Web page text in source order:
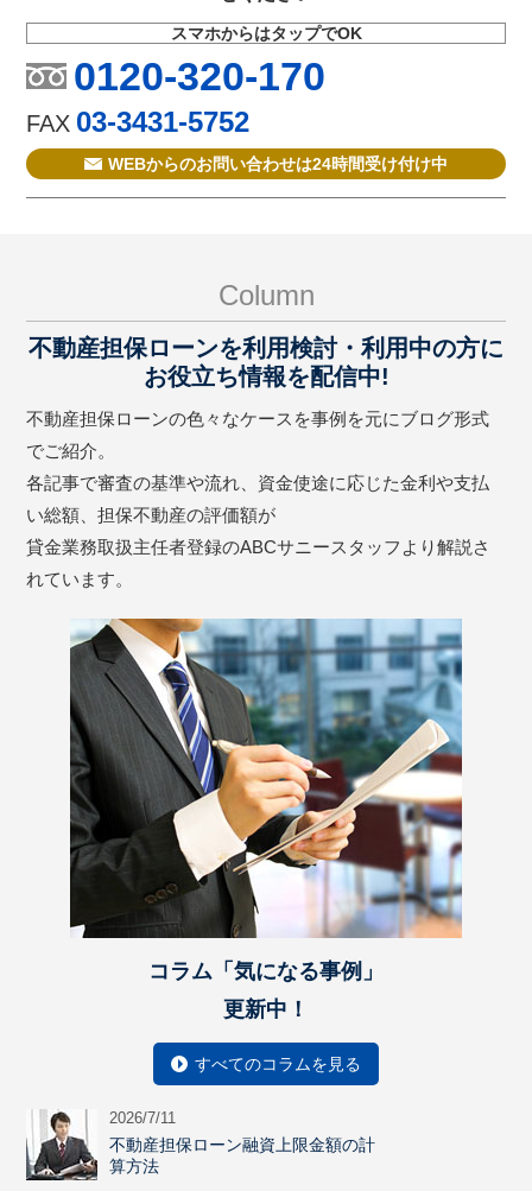
スマホからはタップでOK
0120-320-170
FAX 03-3431-5752
WEBからのお問い合わせは24時間受け付け中
Column
不動産担保ローンを利用検討・利用中の方に
お役立ち情報を配信中!
不動産担保ローンの色々なケースを事例を元にブログ形式
でご紹介。
各記事で審査の基準や流れ、資金使途に応じた金利や支払
い総額、担保不動産の評価額が
貸金業務取扱主任者登録のABCサニースタッフより解説さ
れています。
コラム「気になる事例」
更新中！
すべてのコラムを見る
2026/7/11
不動産担保ローン融資上限金額の計
算方法